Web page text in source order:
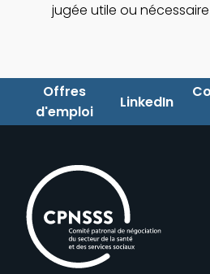
jugée utile ou
Offres
d'emploi
LinkedIn